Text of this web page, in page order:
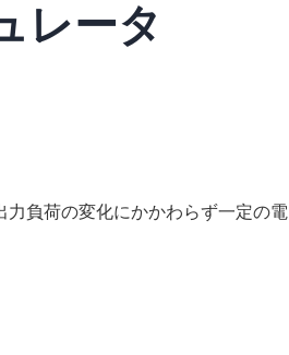
レータ
負荷の変化にかかわらず一定の電